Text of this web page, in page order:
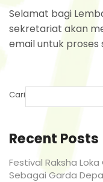
Selamat bagi
sekretariat akan
email untuk proses
Cari
Recent Posts
Festival Raksha
Sebagai Garda